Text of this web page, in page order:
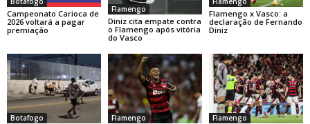
Campeonato Carioca de
2026 voltará a pagar
premiação
Flamengo
Diniz cita empate contra
o Flamengo após vitória
do Vasco
Flamengo x Vasco: a
declaração de Fernando
Diniz
Botafogo Flamengo Flamengo